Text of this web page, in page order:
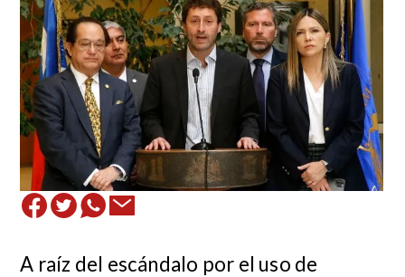
A raíz del escándalo por el uso de